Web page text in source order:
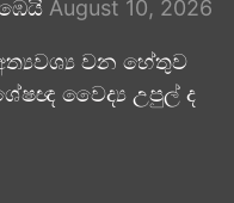
August 10, 2026
වන හේතුව
වෛද්‍ය උපුල් ද